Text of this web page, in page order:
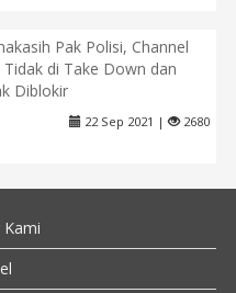
Pak Polisi, Channel
Tidak di Take Down dan
Diblokir
22 Sep 2021 | 2680